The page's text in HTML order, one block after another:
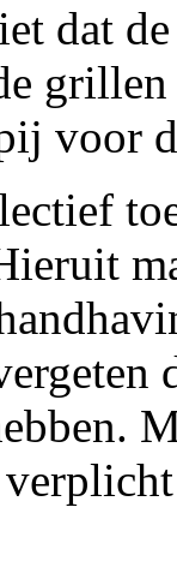
dat
voor